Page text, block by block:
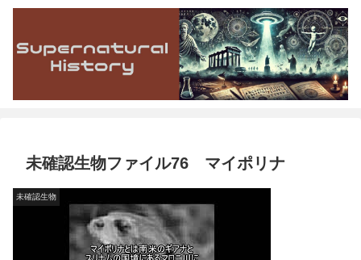
未確認生物ファイル76 マイポリナ
未確認生物